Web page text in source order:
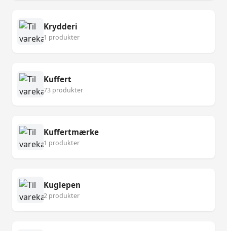
Krydderi
1 produkter
Kuffert
73 produkter
Kuffertmærke
1 produkter
Kuglepen
2 produkter